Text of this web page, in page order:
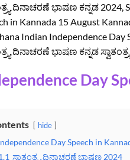
ದಿನಾಚರಣೆ ಭಾಷಣ ಕನ್ನಡ 2024,
in Kannada 15 August
Indian Independence Day
ದಿನಾಚರಣೆ ಭಾಷಣ ಕನ್ನಡ
Day
hide
Day Speech in
ಸ್ವಾತಂತ್ರ್ಯ ದಿನಾಚರಣೆ ಭಾಷಣ 2024